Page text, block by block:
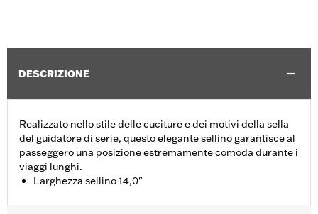
DESCRIZIONE
Realizzato nello stile delle cuciture e dei motivi della sella
del guidatore di serie, questo elegante sellino garantisce al
passeggero una posizione estremamente comoda durante i
viaggi lunghi.
Larghezza sellino 14,0"